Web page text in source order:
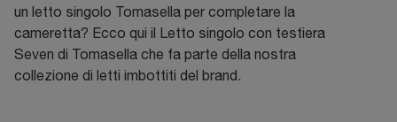
un letto singolo Tomasella per completare la
cameretta? Ecco qui il Letto singolo con testiera
Seven di Tomasella che fa parte della nostra
collezione di letti imbottiti del brand.